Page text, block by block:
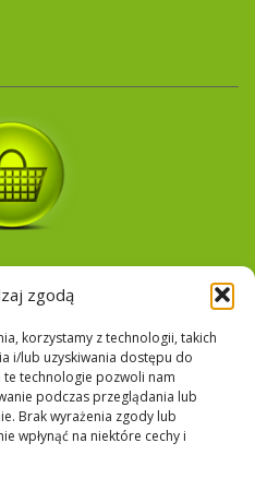
zgodą
korzystamy z technologii, takich
i/lub uzyskiwania dostępu do
technologie pozwoli nam
podczas przeglądania lub
Brak wyrażenia zgody lub
wpłynąć na niektóre cechy i
Certyfikaty
UTW